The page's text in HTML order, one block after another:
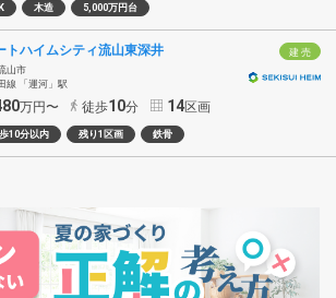
木造 5,000万円台
建 売
トハイムシティ流山東深井
山市
線 「運河」駅
万円〜 徒歩10分 14区画
10分以内 残り1区画 鉄骨